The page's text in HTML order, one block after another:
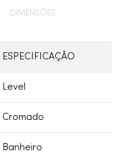
DIMENSÕES
ESPECIFICAÇÃO
Level
Cromado
Banheiro